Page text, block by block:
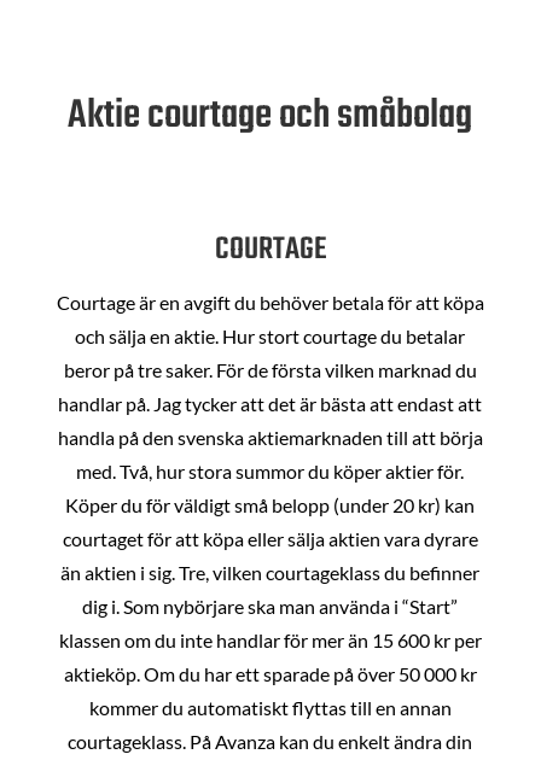
Aktie courtage och småbolag
COURTAGE
Courtage är en avgift du behöver betala för att köpa
och sälja en aktie. Hur stort courtage du betalar
beror på tre saker. För de första vilken marknad du
handlar på. Jag tycker att det är bästa att endast att
handla på den svenska aktiemarknaden till att börja
med. Två, hur stora summor du köper aktier för.
Köper du för väldigt små belopp (under 20 kr) kan
courtaget för att köpa eller sälja aktien vara dyrare
än aktien i sig. Tre, vilken courtageklass du befinner
dig i. Som nybörjare ska man använda i “Start”
klassen om du inte handlar för mer än 15 600 kr per
aktieköp. Om du har ett sparade på över 50 000 kr
kommer du automatiskt flyttas till en annan
courtageklass. På Avanza kan du enkelt ändra din